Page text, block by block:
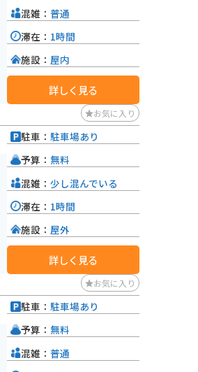
混雑： 普通
滞在： 1時間
施設： 屋内
詳しく見る
お気に入り
駐車： 駐車場あり
予算： 無料
混雑： 少し混んでいる
滞在： 1時間
施設： 屋外
詳しく見る
お気に入り
駐車： 駐車場あり
予算： 無料
混雑： 普通